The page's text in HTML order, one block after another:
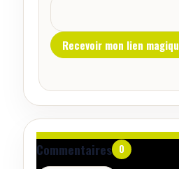
Commentaires 0
Aucun commentaire pour le